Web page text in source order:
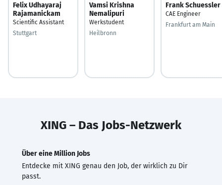
Felix Udhayaraj
Rajamanickam
Scientific Assistant
Stuttgart
Vamsi Krishna
Nemalipuri
Werkstudent
Heilbronn
Frank Schuessler
CAE Engineer
Frankfurt am Main
XING – Das Jobs-Netzwerk
Über eine Million Jobs
Entdecke mit XING genau den Job, der wirklich zu Dir
passt.